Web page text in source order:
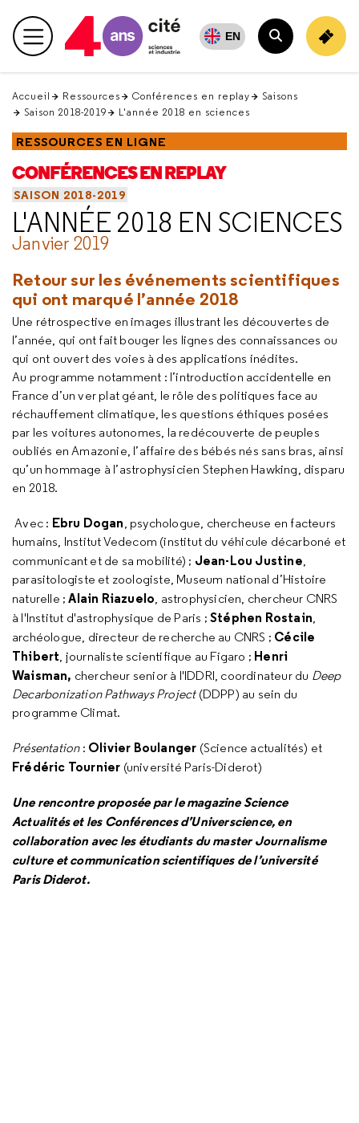
en
haut Menu principal EN
Rechercher
Accueil Ressources Conférences en replay
Saisons
Saison 2018-2019
L'année 2018 en sciences
RESSOURCES EN LIGNE
CONFÉRENCES EN REPLAY
SAISON 2018-2019
L'ANNÉE 2018 EN SCIENCES
Janvier 2019
Retour sur les événements scientifiques
qui ont marqué l’année 2018
Une rétrospective en images illustrant les découvertes de
l’année, qui ont fait bouger les lignes des connaissances ou
qui ont ouvert des voies à des applications inédites.
Au programme notamment : l’introduction accidentelle en
France d’un ver plat géant, le rôle des politiques face au
réchauffement climatique, les questions éthiques posées
par les voitures autonomes, la redécouverte de peuples
oubliés en Amazonie, l’affaire des bébés nés sans bras, ainsi
qu’un hommage à l’astrophysicien Stephen Hawking, disparu
en 2018.
Avec : Ebru Dogan, psychologue, chercheuse en facteurs
humains, Institut Vedecom (institut du véhicule décarboné et
communicant et de sa mobilité) ; Jean-Lou Justine,
parasitologiste et zoologiste, Museum national d’Histoire
naturelle ;Alain Riazuelo, astrophysicien, chercheur CNRS
à l'Institut d'astrophysique de Paris ; Stéphen Rostain,
archéologue, directeur de recherche au CNRS ; Cécile
Thibert, journaliste scientifique au Figaro ; Henri
Waisman, chercheur senior à l'IDDRI, coordinateur du Deep
Decarbonization Pathways Project(DDPP) au sein du
programme Climat.
Présentation : Olivier Boulanger (Science actualités) et
Frédéric Tournier (université Paris-Diderot)
Une rencontre proposée par le magazine Science
Actualités et les Conférences d’Universcience, en
collaboration avec les étudiants du master Journalisme
culture et communication scientifiques de l’université
Paris Diderot.